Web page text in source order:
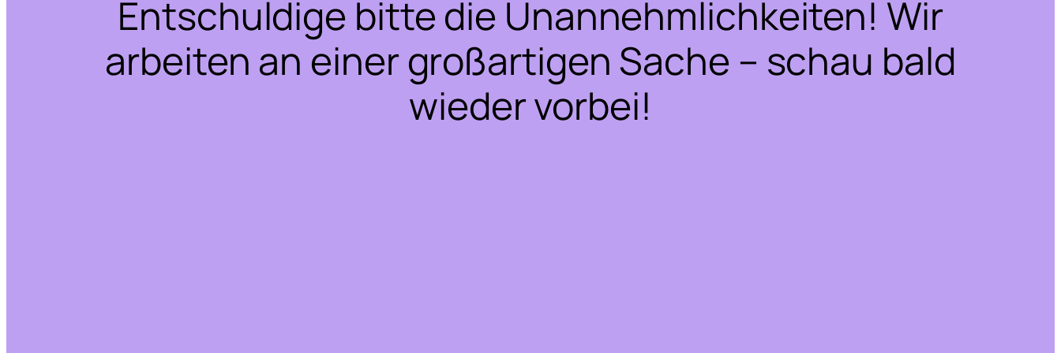
Entschuldige bitte die Unannehmlichkeiten! Wir
arbeiten an einer großartigen Sache – schau bald
wieder vorbei!